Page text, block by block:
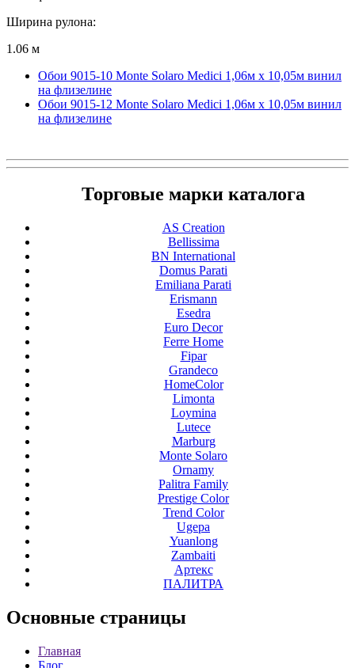
Ширина рулона:
1.06 м
Обои 9015-10 Monte Solaro Medici 1,06м х 10,05м винил
на флизелине
Обои 9015-12 Monte Solaro Medici 1,06м х 10,05м винил
на флизелине
Торговые марки каталога
AS Creation
Bellissima
BN International
Domus Parati
Emiliana Parati
Erismann
Esedra
Euro Decor
Ferre Home
Fipar
Grandeco
HomeColor
Limonta
Loymina
Lutece
Marburg
Monte Solaro
Ornamy
Palitra Family
Prestige Color
Trend Color
Ugepa
Yuanlong
Zambaiti
Артекс
ПАЛИТРА
Основные страницы
Главная